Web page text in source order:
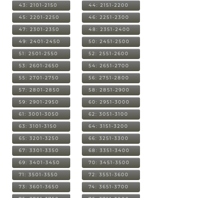
43: 2101-2150 44: 2151-2200
45: 2201-2250 46: 2251-2300
47: 2301-2350 48: 2351-2400
49: 2401-2450 50: 2451-2500
51: 2501-2550 52: 2551-2600
53: 2601-2650 54: 2651-2700
55: 2701-2750 56: 2751-2800
57: 2801-2850 58: 2851-2900
59: 2901-2950 60: 2951-3000
61: 3001-3050 62: 3051-3100
63: 3101-3150 64: 3151-3200
65: 3201-3250 66: 3251-3300
67: 3301-3350 68: 3351-3400
69: 3401-3450 70: 3451-3500
71: 3501-3550 72: 3551-3600
73: 3601-3650 74: 3651-3700